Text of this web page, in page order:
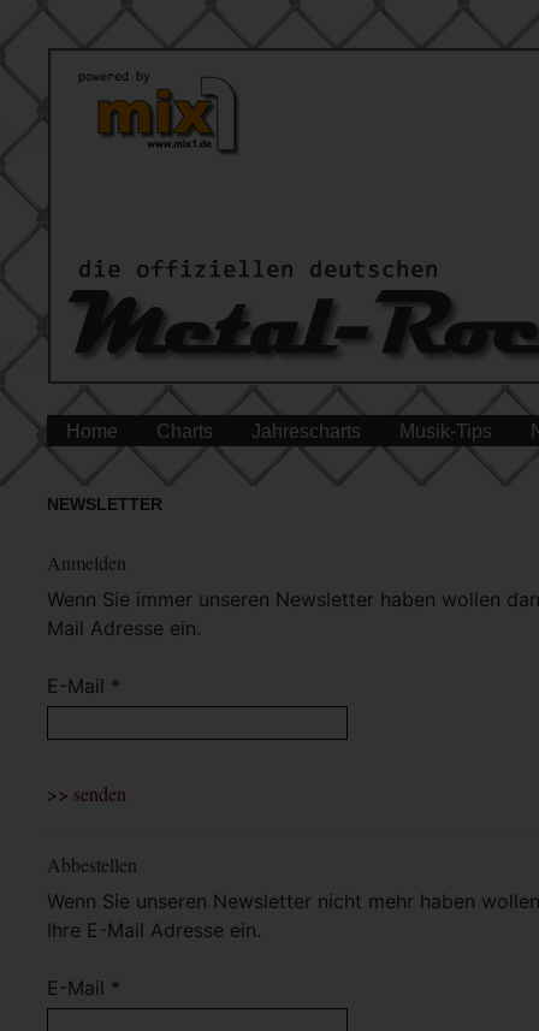
Home Charts Jahrescharts Musik-Tips
NEWSLETTER
Anmelden
Wenn Sie immer unseren Newsletter haben wollen
Mail Adresse ein.
E-Mail *
Abbestellen
Wenn Sie unseren Newsletter nicht mehr haben
Ihre E-Mail Adresse ein.
E-Mail *